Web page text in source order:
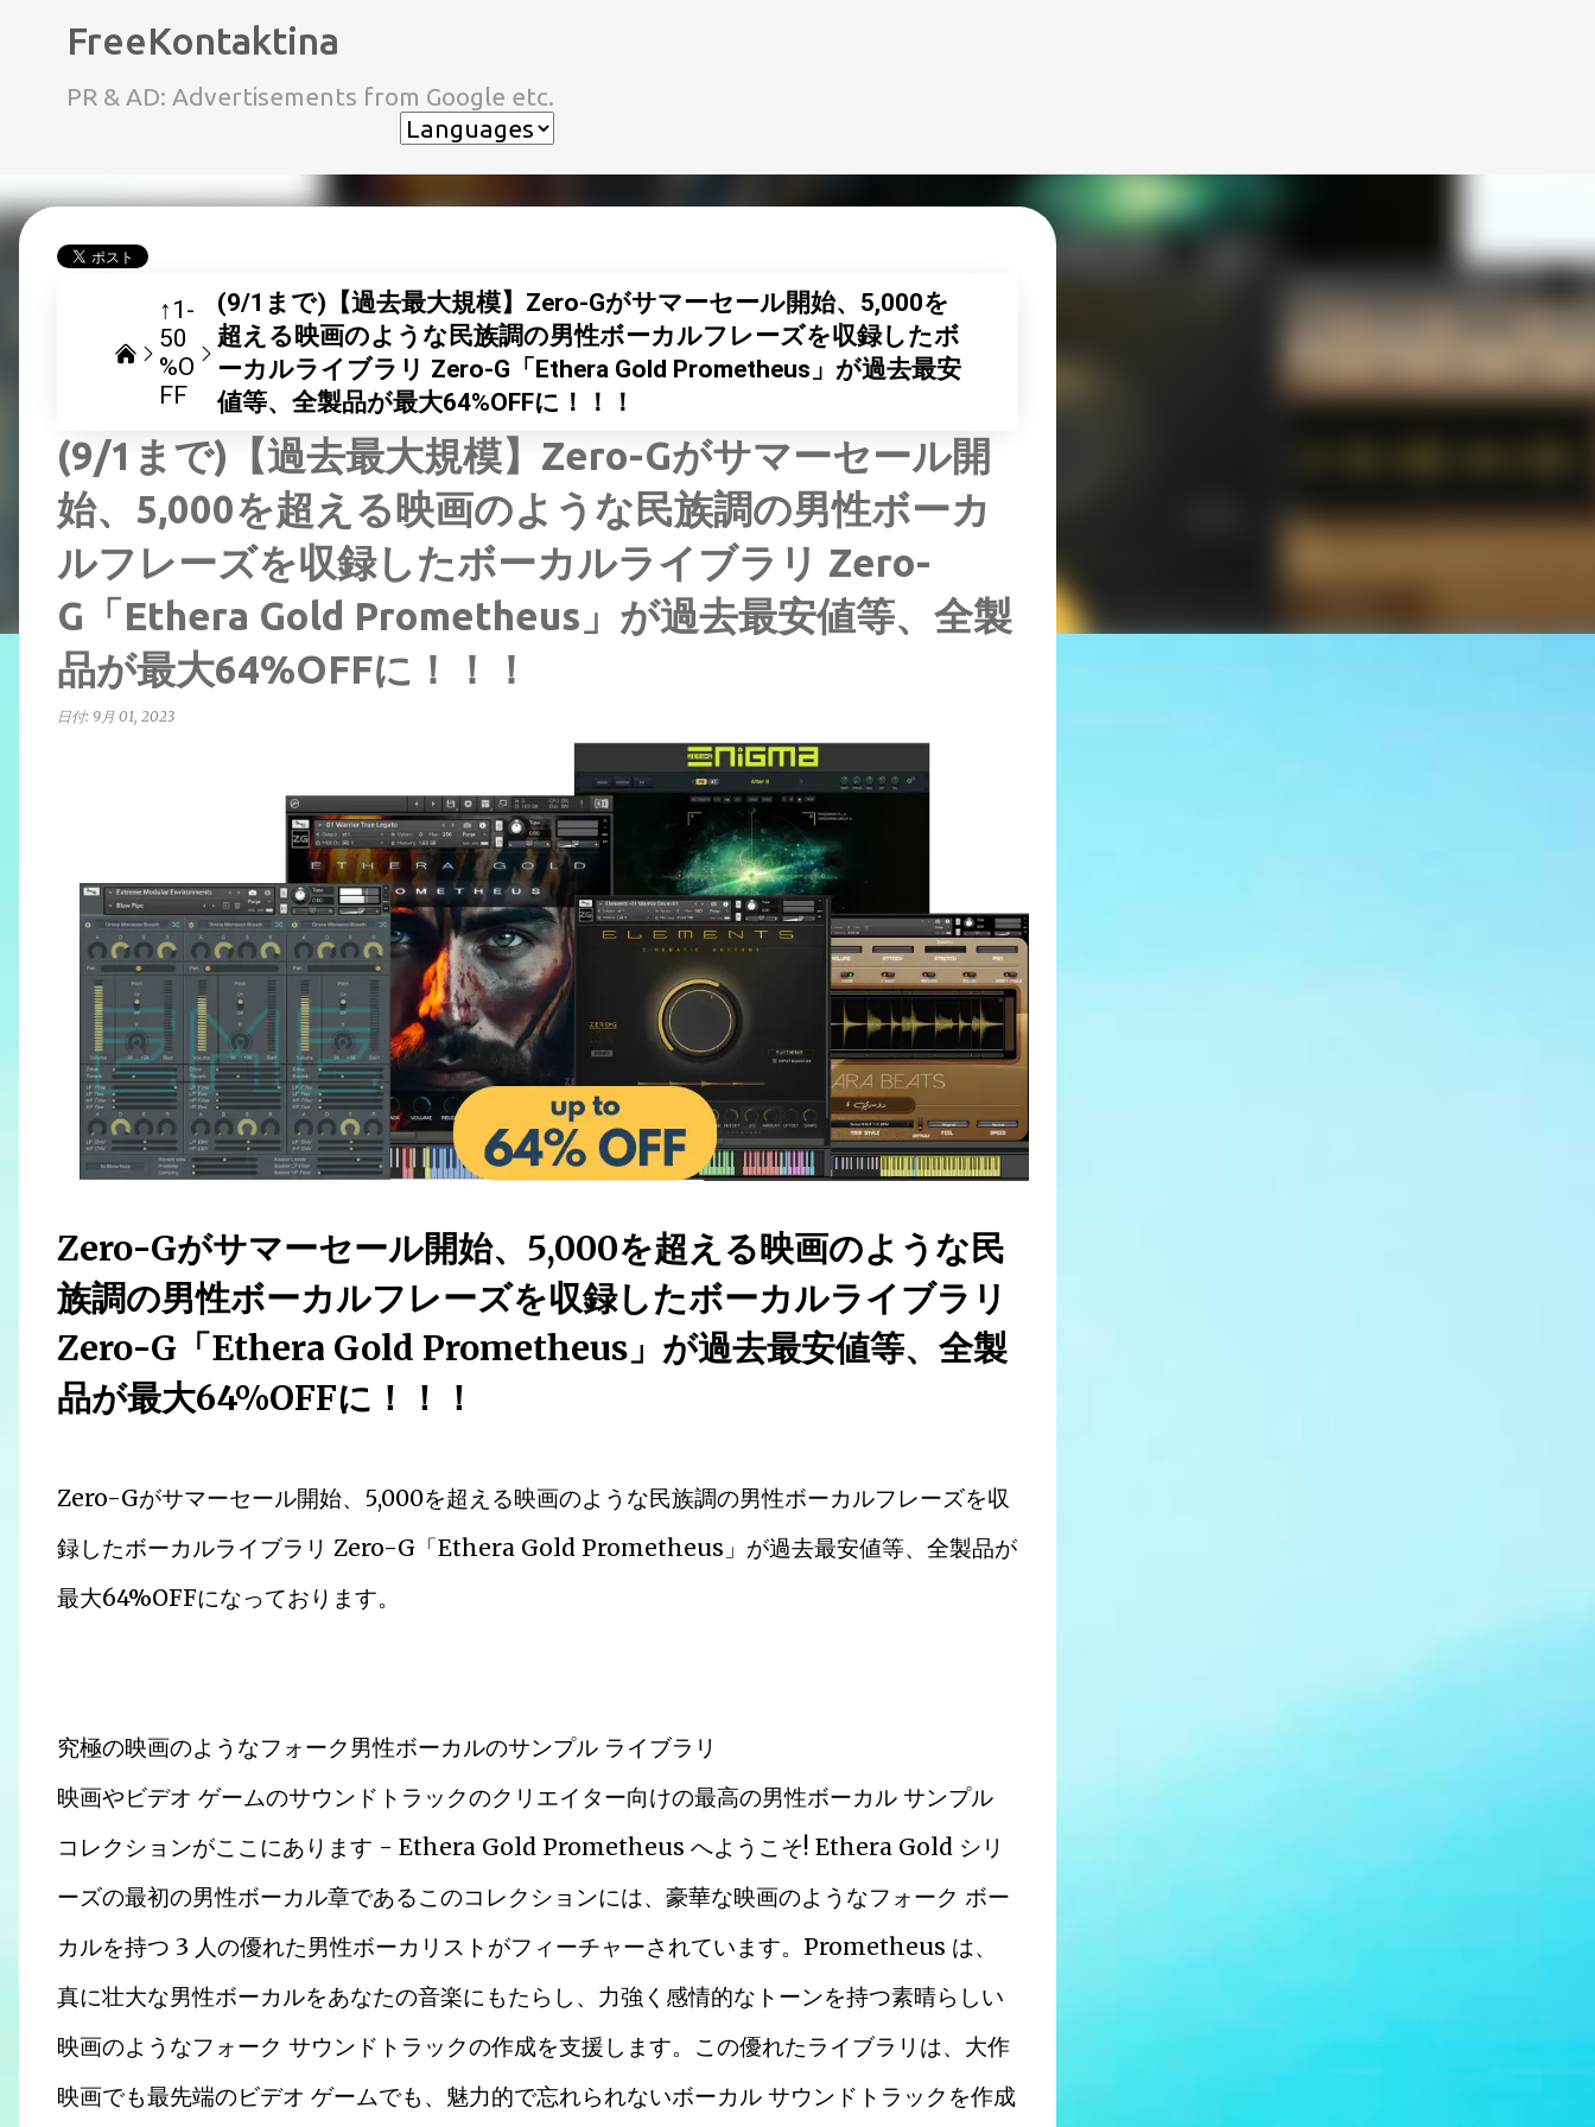
FreeKontaktina
PR & AD: Advertisements from Google etc.
↑1-
50
%O
FF
(9/1まで)【過去最大規模】Zero-Gがサマーセール開始、5,000を
超える映画のような民族調の男性ボーカルフレーズを収録したボ
ーカルライブラリ Zero-G「Ethera Gold Prometheus」が過去最安
値等、全製品が最大64%OFFに！！！
(9/1まで)【過去最大規模】Zero-Gがサマーセール開
始、5,000を超える映画のような民族調の男性ボーカ
ルフレーズを収録したボーカルライブラリ Zero-
G「Ethera Gold Prometheus」が過去最安値等、全製
品が最大64%OFFに！！！
日付: 9月 01, 2023
Zero-Gがサマーセール開始、5,000を超える映画のような民
族調の男性ボーカルフレーズを収録したボーカルライブラリ
Zero-G「Ethera Gold Prometheus」が過去最安値等、全製
品が最大64%OFFに！！！
Zero-Gがサマーセール開始、5,000を超える映画のような民族調の男性ボーカルフレーズを収
録したボーカルライブラリ Zero-G「Ethera Gold Prometheus」が過去最安値等、全製品が
最大64%OFFになっております。
究極の映画のようなフォーク男性ボーカルのサンプル ライブラリ
映画やビデオ ゲームのサウンドトラックのクリエイター向けの最高の男性ボーカル サンプル
コレクションがここにあります - Ethera Gold Prometheus へようこそ! Ethera Gold シリ
ーズの最初の男性ボーカル章であるこのコレクションには、豪華な映画のようなフォーク ボー
カルを持つ 3 人の優れた男性ボーカリストがフィーチャーされています。Prometheus は、
真に壮大な男性ボーカルをあなたの音楽にもたらし、力強く感情的なトーンを持つ素晴らしい
映画のようなフォーク サウンドトラックの作成を支援します。この優れたライブラリは、大作
映画でも最先端のビデオ ゲームでも、魅力的で忘れられないボーカル サウンドトラックを作成